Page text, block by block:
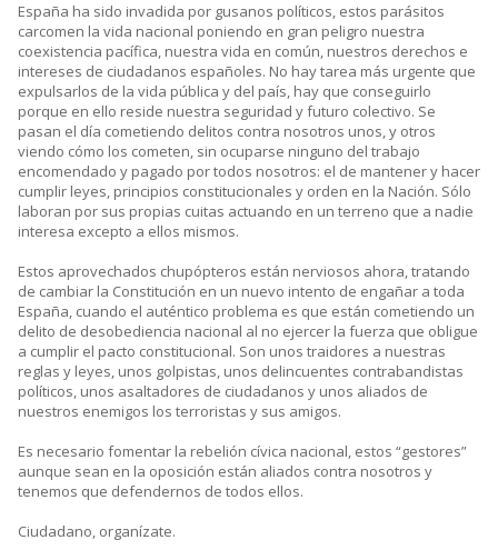
España ha sido invadida por gusanos políticos, estos parásitos
carcomen la vida nacional poniendo en gran peligro nuestra
coexistencia pacífica, nuestra vida en común, nuestros derechos e
intereses de ciudadanos españoles. No hay tarea más urgente que
expulsarlos de la vida pública y del país, hay que conseguirlo
porque en ello reside nuestra seguridad y futuro colectivo. Se
pasan el día cometiendo delitos contra nosotros unos, y otros
viendo cómo los cometen, sin ocuparse ninguno del trabajo
encomendado y pagado por todos nosotros: el de mantener y hacer
cumplir leyes, principios constitucionales y orden en la Nación. Sólo
laboran por sus propias cuitas actuando en un terreno que a nadie
interesa excepto a ellos mismos.
Estos aprovechados chupópteros están nerviosos ahora, tratando
de cambiar la Constitución en un nuevo intento de engañar a toda
España, cuando el auténtico problema es que están cometiendo un
delito de desobediencia nacional al no ejercer la fuerza que obligue
a cumplir el pacto constitucional. Son unos traidores a nuestras
reglas y leyes, unos golpistas, unos delincuentes contrabandistas
políticos, unos asaltadores de ciudadanos y unos aliados de
nuestros enemigos los terroristas y sus amigos.
Es necesario fomentar la rebelión cívica nacional, estos “gestores”
aunque sean en la oposición están aliados contra nosotros y
tenemos que defendernos de todos ellos.
Ciudadano, organízate.